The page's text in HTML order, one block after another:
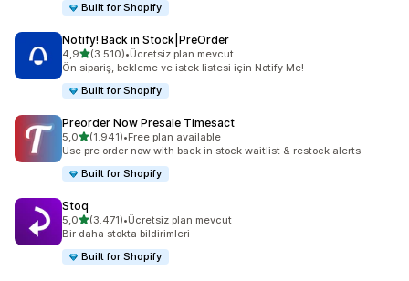
Built for Shopify
Notify! Back in Stock|PreOrder
4,95 yıldız üzerinden
(3.510)
toplam 3510 değerlendirme
•Ücretsiz plan mevcut
Ön sipariş, bekleme ve istek listesi için Notify Me!
Built for Shopify
Preorder Now Presale Timesact
5,05 yıldız üzerinden
(1.941)
toplam 1941 değerlendirme
•Free plan available
Use pre order now with back in stock waitlist & restock alerts
Built for Shopify
Stoq
5,05 yıldız üzerinden
(3.471)
toplam 3471 değerlendirme
•Ücretsiz plan mevcut
Bir daha stokta bildirimleri
Built for Shopify